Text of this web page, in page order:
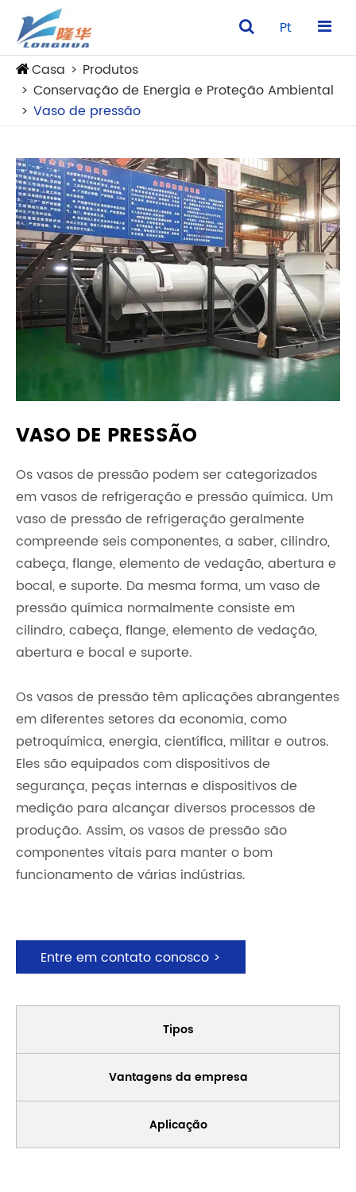
Pt
Casa
Produtos
Conservação de Energia e Proteção Ambiental
Vaso de pressão
VASO DE PRESSÃO
Os vasos de pressão podem ser categorizados
em vasos de refrigeração e pressão química. Um
vaso de pressão de refrigeração geralmente
compreende seis componentes, a saber, cilindro,
cabeça, flange, elemento de vedação, abertura e
bocal, e suporte. Da mesma forma, um vaso de
pressão química normalmente consiste em
cilindro, cabeça, flange, elemento de vedação,
abertura e bocal e suporte.
Os vasos de pressão têm aplicações abrangentes
em diferentes setores da economia, como
petroquímica, energia, científica, militar e outros.
Eles são equipados com dispositivos de
segurança, peças internas e dispositivos de
medição para alcançar diversos processos de
produção. Assim, os vasos de pressão são
componentes vitais para manter o bom
funcionamento de várias indústrias.
Entre em contato conosco >
Tipos
Vantagens da empresa
Aplicação